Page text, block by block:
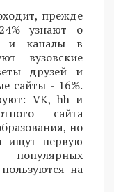
прежде
узнают о
и каналы в
вузовские
друзей и
сайты - 16%.
VK, hh и
сайта
но
ищут первую
на